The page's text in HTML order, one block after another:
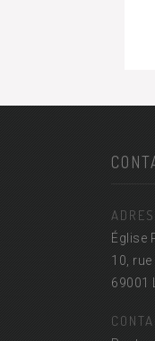
Église
10,
69001